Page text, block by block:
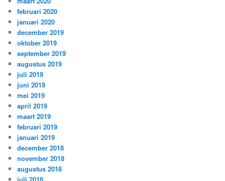
februari 2020
januari 2020
december 2019
oktober 2019
september 2019
augustus 2019
juli 2019
juni 2019
mei 2019
april 2019
maart 2019
februari 2019
januari 2019
december 2018
november 2018
augustus 2018